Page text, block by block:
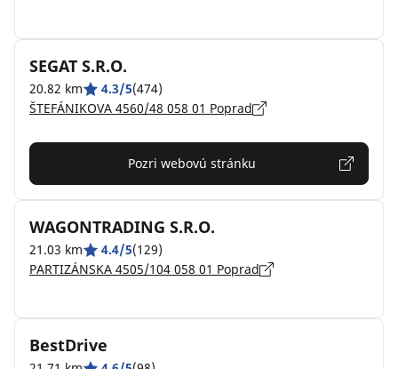
SEGAT S.R.O.
20.82 km 4.3/5(474)
ŠTEFÁNIKOVA 4560/48 058 01 Poprad
Pozri webovú stránku
WAGONTRADING S.R.O.
21.03 km 4.4/5(129)
PARTIZÁNSKA 4505/104 058 01 Poprad
BestDrive